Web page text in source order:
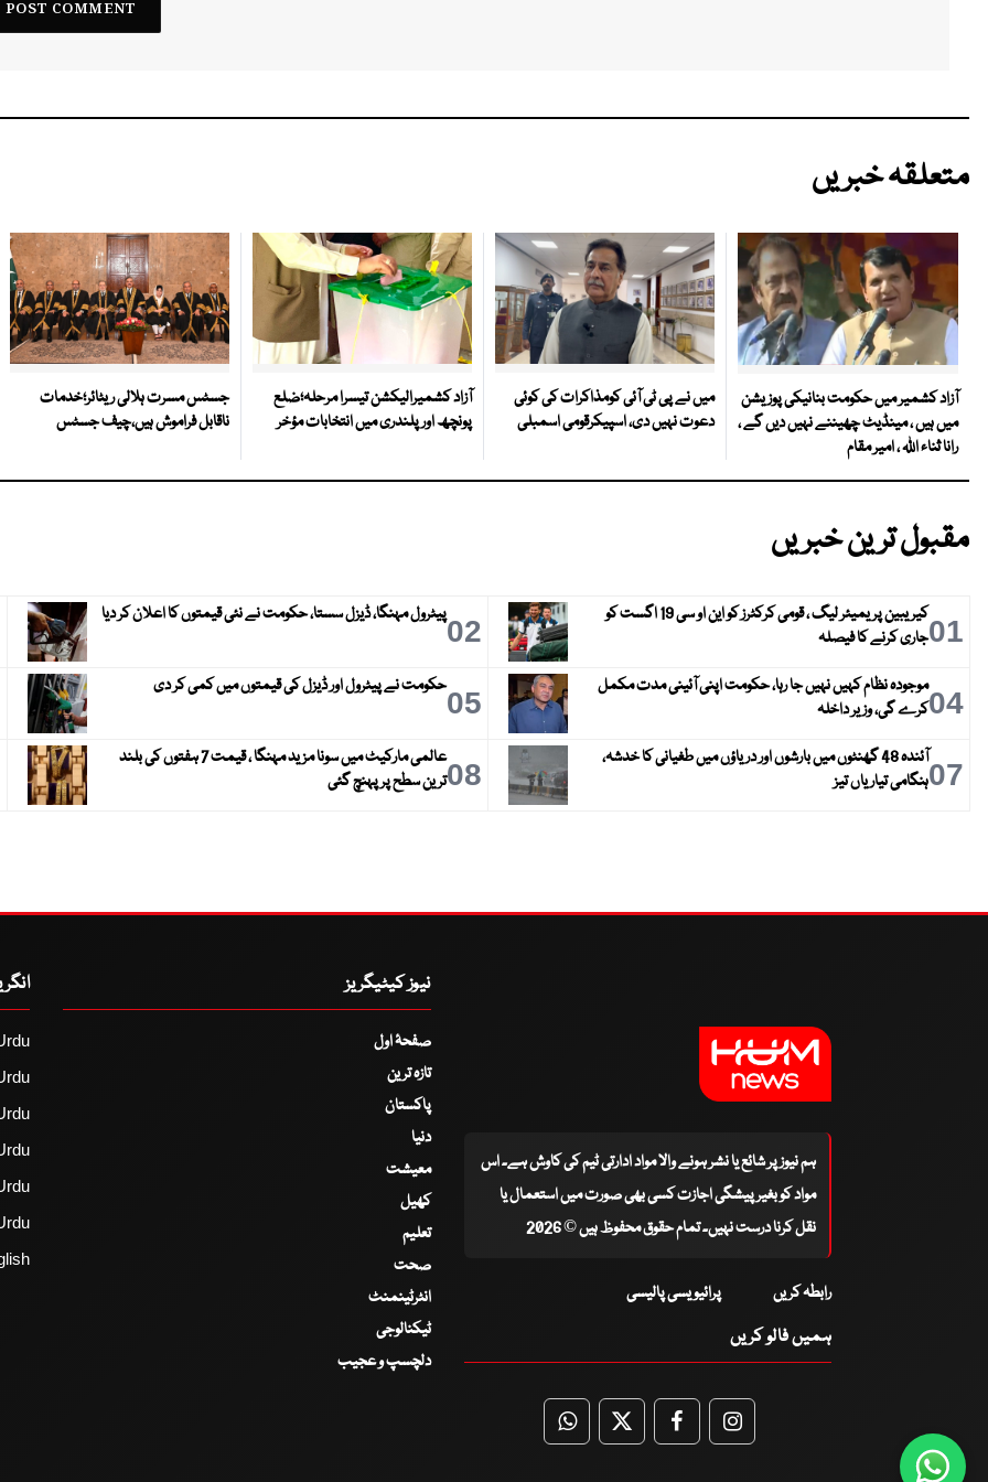
متعلقہ خبریں
آزاد کشمیر میں حکومت بنانیکی پوزیشن
میں ہیں ، مینڈیٹ چھیننے نہیں دیں گے ،
رانا ثناء اللہ ، امیر مقام
میں نے پی ٹی آئی کومذاکرات کی کوئی
دعوت نہیں دی، اسپیکرقومی اسمبلی
آزاد کشمیرالیکشن تیسرا مرحلہ؛ضلع
پونچھ اور پلندری میں انتخابات مؤخر
جسٹس مسرت ہلالی ریٹائر؛خدمات
ناقابل فراموش ہیں،چیف جسٹس
مقبول ترین خبریں
01
کیریبین پریمیئر لیگ ، قومی کرکٹرز کو این او سی 19 اگست کو
جاری کرنے کا فیصلہ
02پیٹرول مہنگا، ڈیزل سستا، حکومت نے نئی قیمتوں کا اعلان کر دیا
04موجودہ نظام کہیں نہیں جا رہا، حکومت اپنی آئینی مدت مکمل
کرے گی، وزیر داخلہ
05حکومت نے پیٹرول اور ڈیزل کی قیمتوں میں کمی کر دی
07
آئندہ 48 گھنٹوں میں بارشوں اور دریاؤں میں طغیانی کا خدشہ،
ہنگامی تیاریاں تیز
08
عالمی مارکیٹ میں سونا مزید مہنگا ، قیمت 7 ہفتوں کی بلند
ترین سطح پر پہنچ گئی
ہم نیوز پر شائع یا نشر ہونے والا مواد ادارتی ٹیم کی کاوش ہے۔ اس
مواد کو بغیر پیشگی اجازت کسی بھی صورت میں استعمال یا
نقل کرنا درست نہیں۔ تمام حقوق محفوظ ہیں © 2026
رابطہ کریں پرائیویسی پالیسی
ہمیں فالو کریں
WhatsApp
TwitterFacebookFacebook
نیوز کیٹیگریز
صفحۂ اول
تازہ ترین
پاکستان
دنیا
معیشت
کھیل
تعلیم
صحت
انٹرٹینمنٹ
ٹیکنالوجی
دلچسپ و عجیب